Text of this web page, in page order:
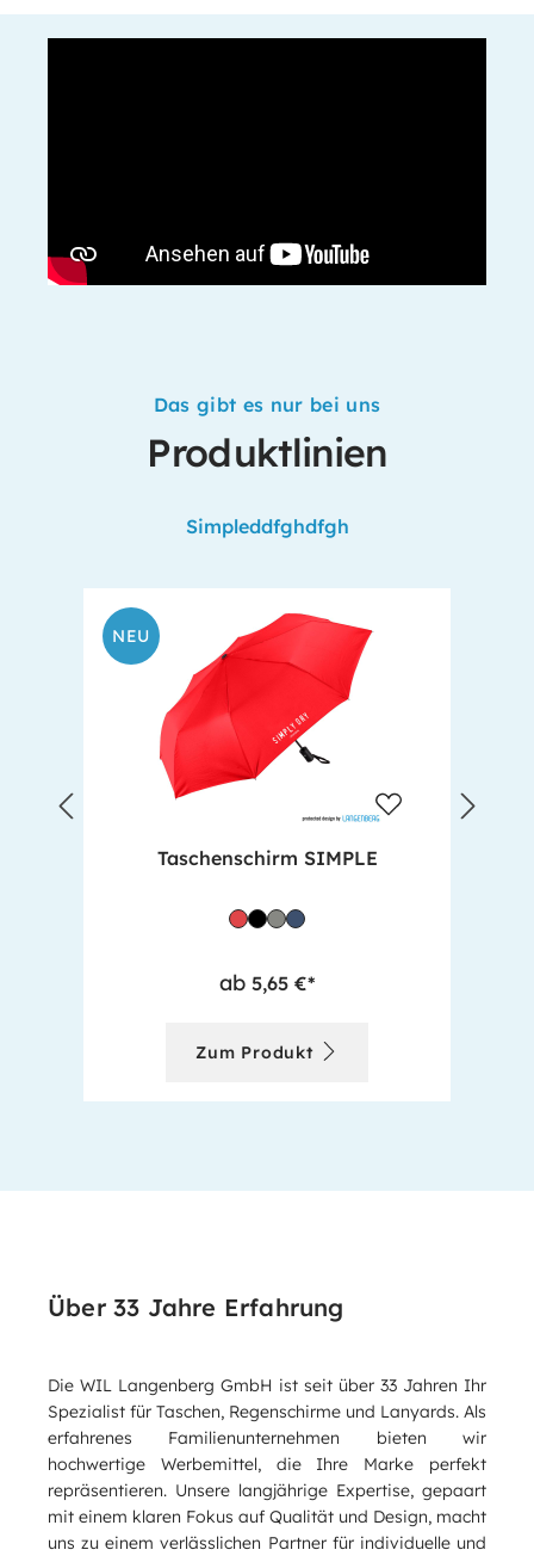
Das gibt es nur bei uns
Produktlinien
Produktgalerie überspringen
Simpleddfghdfgh
NEU
Taschenschirm SIMPLE
ab 5,65 €*
Zum Produkt
Über 33 Jahre Erfahrung
Die WIL Langenberg GmbH ist seit über 33 Jahren Ihr
Spezialist für Taschen, Regenschirme und Lanyards. Als
erfahrenes Familienunternehmen bieten wir
hochwertige Werbemittel, die Ihre Marke perfekt
repräsentieren. Unsere langjährige Expertise, gepaart
mit einem klaren Fokus auf Qualität und Design, macht
uns zu einem verlässlichen Partner für individuelle und